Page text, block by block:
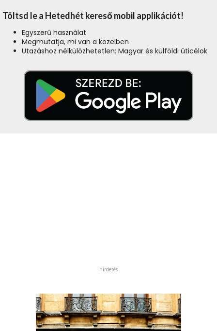
Töltsd le a Hetedhét kereső mobil applikációt!
Egyszerű használat
Megmutatja, mi van a közelben
Utazáshoz nélkülözhetetlen: Magyar és külföldi úticélok
hirdetés